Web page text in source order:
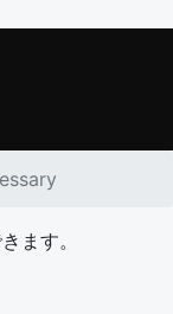
ます。